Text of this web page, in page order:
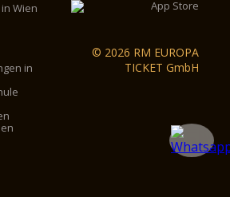
Wien
in
© 2026 RM EUROPA
TICKET GmbH